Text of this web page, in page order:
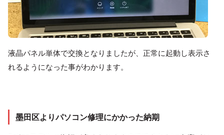
液晶パネル単体で交換となりましたが、正常に起動し表示さ
れるようになった事がわかります。
墨田区よりパソコン修理にかかった納期